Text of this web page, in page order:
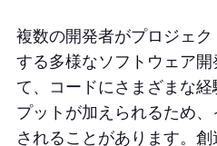
複数の開発者がプロジェ
する多様なソフトウェア
て、コードにさまざまな
プットが加えられるため
されることがあります。